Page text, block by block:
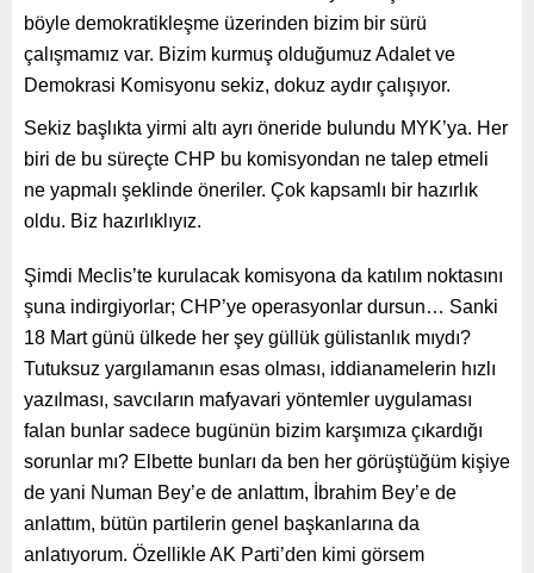
böyle demokratikleşme üzerinden bizim bir sürü
çalışmamız var. Bizim kurmuş olduğumuz Adalet ve
Demokrasi Komisyonu sekiz, dokuz aydır çalışıyor.
Sekiz başlıkta yirmi altı ayrı öneride bulundu MYK’ya. Her
biri de bu süreçte CHP bu komisyondan ne talep etmeli
ne yapmalı şeklinde öneriler. Çok kapsamlı bir hazırlık
oldu. Biz hazırlıklıyız.
Şimdi Meclis’te kurulacak komisyona da katılım noktasını
şuna indirgiyorlar; CHP’ye operasyonlar dursun… Sanki
18 Mart günü ülkede her şey güllük gülistanlık mıydı?
Tutuksuz yargılamanın esas olması, iddianamelerin hızlı
yazılması, savcıların mafyavari yöntemler uygulaması
falan bunlar sadece bugünün bizim karşımıza çıkardığı
sorunlar mı? Elbette bunları da ben her görüştüğüm kişiye
de yani Numan Bey’e de anlattım, İbrahim Bey’e de
anlattım, bütün partilerin genel başkanlarına da
anlatıyorum. Özellikle AK Parti’den kimi görsem